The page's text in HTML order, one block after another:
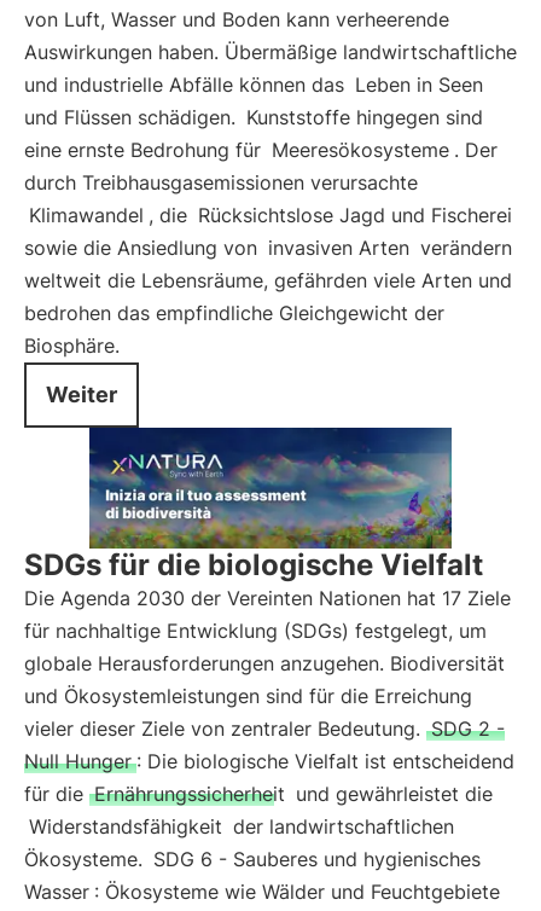
von Luft, Wasser und Boden kann verheerende
Auswirkungen haben. Übermäßige landwirtschaftliche
und industrielle Abfälle können das Leben in Seen
und Flüssen schädigen. Kunststoffe hingegen sind
eine ernste Bedrohung für Meeresökosysteme . Der
durch Treibhausgasemissionen verursachte
Klimawandel , die Rücksichtslose Jagd und Fischerei
sowie die Ansiedlung von invasiven Arten verändern
weltweit die Lebensräume, gefährden viele Arten und
bedrohen das empfindliche Gleichgewicht der
Biosphäre.
Weiter
SDGs für die biologische Vielfalt
Die Agenda 2030 der Vereinten Nationen hat 17 Ziele
für nachhaltige Entwicklung (SDGs) festgelegt, um
globale Herausforderungen anzugehen. Biodiversität
und Ökosystemleistungen sind für die Erreichung
vieler dieser Ziele von zentraler Bedeutung. SDG 2 -
Null Hunger : Die biologische Vielfalt ist entscheidend
für die Ernährungssicherheit und gewährleistet die
Widerstandsfähigkeit der landwirtschaftlichen
Ökosysteme. SDG 6 - Sauberes und hygienisches
Wasser : Ökosysteme wie Wälder und Feuchtgebiete